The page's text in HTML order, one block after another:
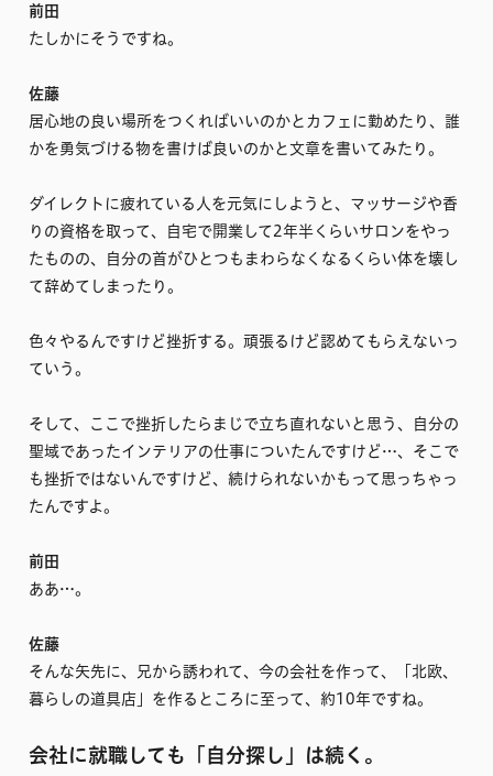
前田
たしかにそうですね。
佐藤
居心地の良い場所をつくればいいのかとカフェに勤めたり、誰
かを勇気づける物を書けば良いのかと文章を書いてみたり。
ダイレクトに疲れている人を元気にしようと、マッサージや香
りの資格を取って、自宅で開業して2年半くらいサロンをやっ
たものの、自分の首がひとつもまわらなくなるくらい体を壊し
て辞めてしまったり。
色々やるんですけど挫折する。頑張るけど認めてもらえないっ
ていう。
そして、ここで挫折したらまじで立ち直れないと思う、自分の
聖域であったインテリアの仕事についたんですけど…、そこで
も挫折ではないんですけど、続けられないかもって思っちゃっ
たんですよ。
前田
ああ…。
佐藤
そんな矢先に、兄から誘われて、今の会社を作って、「北欧、
暮らしの道具店」を作るところに至って、約10年ですね。
会社に就職しても「自分探し」は続く。